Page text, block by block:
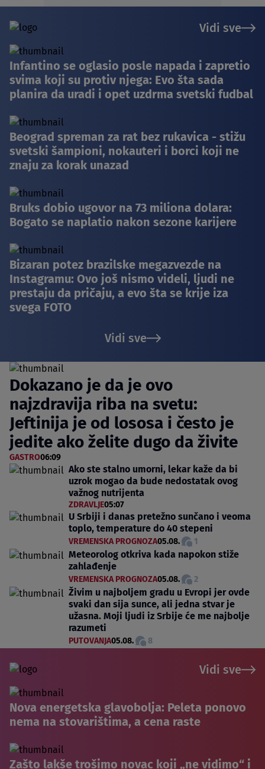
Vidi sve
Infantino se oglasio posle napada i zapretio
svima koji su protiv njega: Evo šta sada
planira da uradi i opet uzdrma svetski fudbal
Beograd spreman za rat bez rukavica - stižu
svetski šampioni, nokauteri i borci koji ne
znaju za korak unazad
Bruks dobio ugovor na 73 miliona dolara:
Bogato se naplatio nakon sezone karijere
Bizaran potez brazilske megazvezde na
Instagramu: Ovo još nismo videli, ljudi ne
prestaju da pričaju, a evo šta se krije iza
svega FOTO
Vidi sve
Dokazano je da je ovo
najzdravija riba na svetu:
Jeftinija je od lososa i često je
jedite ako želite dugo da živite
GASTRO06:09
Ako ste stalno umorni, lekar kaže da bi
uzrok mogao da bude nedostatak ovog
važnog nutrijenta
ZDRAVLJE05:07
U Srbiji i danas pretežno sunčano i veoma
toplo, temperature do 40 stepeni
VREMENSKA PROGNOZA05.08. 1
Meteorolog otkriva kada napokon stiže
zahlađenje
VREMENSKA PROGNOZA05.08. 2
Živim u najboljem gradu u Evropi jer ovde
svaki dan sija sunce, ali jedna stvar je
užasna. Moji ljudi iz Srbije će me najbolje
razumeti
PUTOVANJA05.08. 8
Vidi sve
Nova energetska glavobolja: Peleta ponovo
nema na stovarištima, a cena raste
Zašto lakše trošimo novac koji „ne vidimo“ i